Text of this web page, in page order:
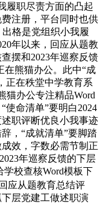
履职尽责方面的凸起
注册，平台同时也供
格是党组织小我履
年以来，回应从题教
摆和2023年巡察反馈
在熊猫办公。此中“成
正在秩堂中学教育系
猫办公专注精品Word
使命清单”要明白2024
职评断优良小我事迹
，“成就清单”要脚踏
效，字数必需节制正
年巡察反馈的下层
学校查核Word模板下
应从题教育总结评
层党建工做述职演